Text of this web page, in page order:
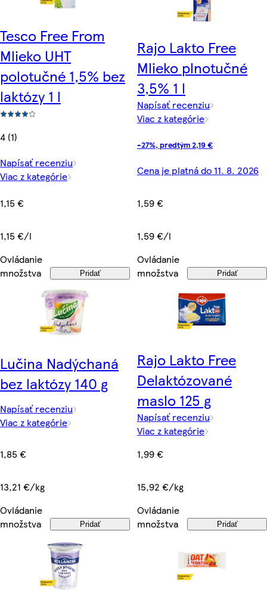
Tesco Free From
Mlieko UHT
polotučné 1,5% bez
laktózy 1 l
4 (1)
Napísať recenziu
Viac z kategórie
1,15 €
1,15 €/l
Ovládanie
množstva
Pridať
Rajo Lakto Free
Mlieko plnotučné
3,5% 1 l
Napísať recenziu
Viac z kategórie
-27%, predtým 2,19 €
Cena je platná do 11. 8. 2026
1,59 €
1,59 €/l
Ovládanie
množstva
Pridať
Lučina Nadýchaná
bez laktózy 140 g
Napísať recenziu
Viac z kategórie
1,85 €
13,21 €/kg
Ovládanie
množstva
Pridať
Rajo Lakto Free
Delaktózované
maslo 125 g
Napísať recenziu
Viac z kategórie
1,99 €
15,92 €/kg
Ovládanie
množstva
Pridať